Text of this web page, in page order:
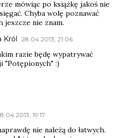
mówiąc po książkę jakoś nie
Chyba wolę poznawać
nie znam.
Król 28.04.2013, 21:06
razie będę wypatrywać
"Potępionych" :)
19:17
nie należą do łatwych.